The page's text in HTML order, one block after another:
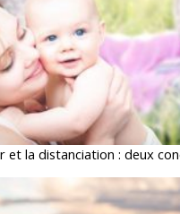
et la distanciation : deux